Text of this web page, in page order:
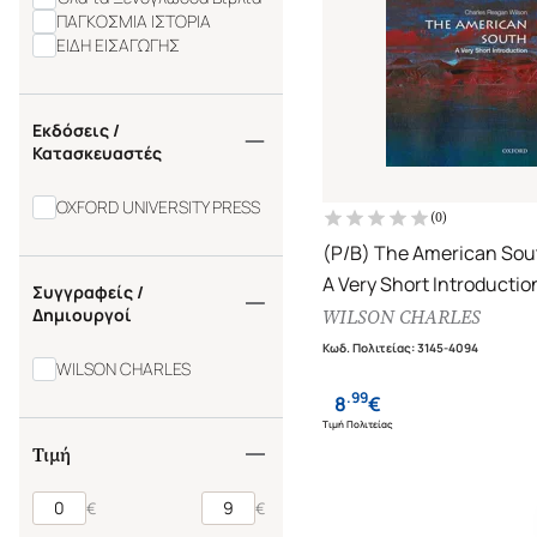
ΠΑΓΚΟΣΜΙΑ ΙΣΤΟΡΙΑ
ΕΙΔΗ ΕΙΣΑΓΩΓΗΣ
Εκδόσεις /
Κατασκευαστές
OXFORD UNIVERSITY PRESS
Συγγραφείς /
Δημιουργοί
WILSON CHARLES
Τιμή
€ €
(0)
(P/B) The American
A Very Short
WILSON CHARLES
Κωδ. Πολιτείας:3145-4094
8.99€
Τιμή Πολιτείας